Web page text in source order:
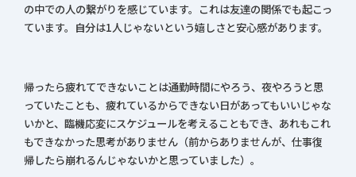
の中での人の繋がりを感じています。これは友達の関係でも起こっ
ています。自分は1人じゃないという嬉しさと安心感があります。
帰ったら疲れてできないことは通勤時間にやろう、夜やろうと思
っていたことも、疲れているからできない日があってもいいじゃな
いかと、臨機応変にスケジュールを考えることもでき、あれもこれ
もできなかった思考がありません（前からありませんが、仕事復
帰したら崩れるんじゃないかと思っていました）。